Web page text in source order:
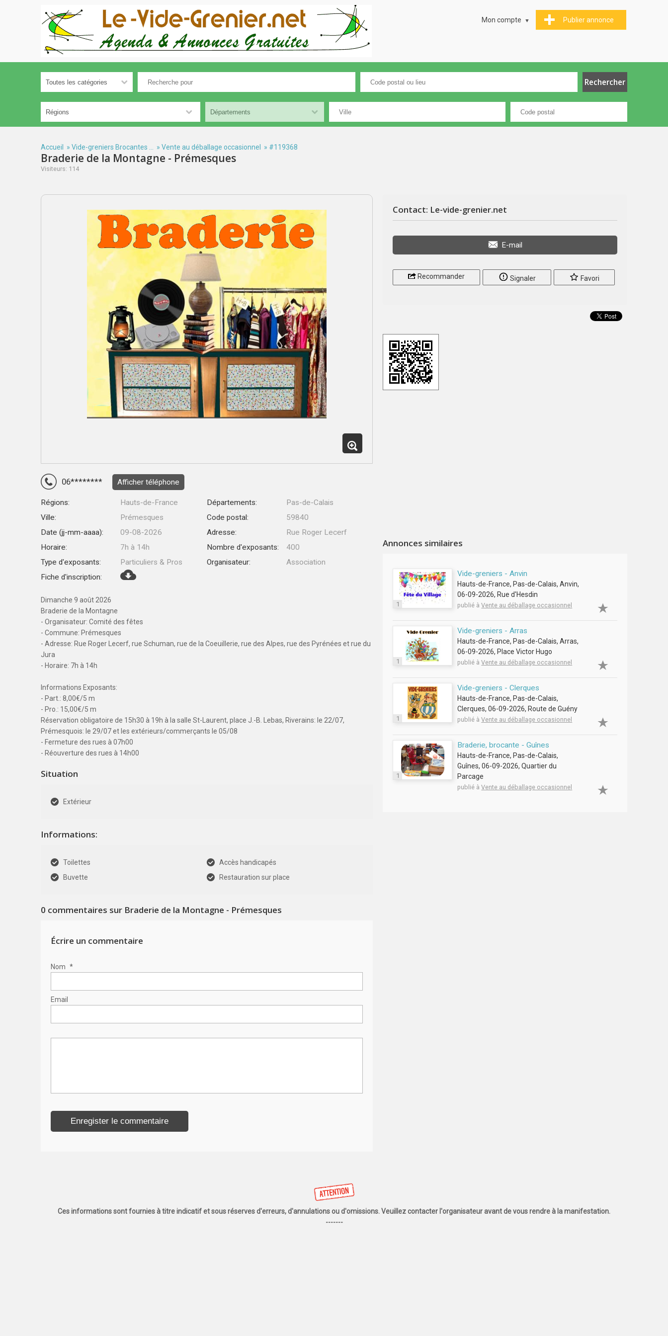
Publier annonce
Mon compte
Accueil » Vide-greniers Brocantes ... » Vente au déballage occasionnel » #119368
Braderie de la Montagne - Prémesques
Visiteurs: 114
06******** Afficher téléphone
Régions: Hauts-de-France Départements:
Pas-de-Calais
Ville:
Prémesques Code postal:
59840
Date (jj-mm-aaaa):
09-08-2026 Adresse:
Rue Roger Lecerf
Horaire:
7h à 14h Nombre d'exposants:
400
Type d'exposants:
Particuliers & Pros Organisateur:
Association
Fiche d'inscription:
Dimanche 9 août 2026
Braderie de la Montagne
- Organisateur: Comité des fêtes
- Commune: Prémesques
- Adresse: Rue Roger Lecerf, rue Schuman, rue de la Coeuillerie, rue des Alpes, rue des Pyrénées et rue du
Jura
- Horaire: 7h à 14h
Informations Exposants:
- Part.: 8,00€/5 m
- Pro.: 15,00€/5 m
Réservation obligatoire de 15h30 à 19h à la salle St-Laurent, place J.-B. Lebas, Riverains: le 22/07,
Prémesquois: le 29/07 et les extérieurs/commerçants le 05/08
- Fermeture des rues à 07h00
- Réouverture des rues à 14h00
Situation
Extérieur
Informations:
Toilettes
Accès handicapés
Buvette
Restauration sur place
0 commentaires sur Braderie de la Montagne - Prémesques
Écrire un commentaire
Nom *
Email
Contact: Le-vide-grenier.net
E-mail
Recommander Signaler Favori
Annonces similaires
1
Vide-greniers - Anvin
Hauts-de-France, Pas-de-Calais, Anvin,
06-09-2026, Rue d'Hesdin
publié àVente au déballage occasionnel
1
Vide-greniers - Arras
Hauts-de-France, Pas-de-Calais, Arras,
06-09-2026, Place Victor Hugo
publié àVente au déballage occasionnel
1
Vide-greniers - Clerques
Hauts-de-France, Pas-de-Calais,
Clerques, 06-09-2026, Route de Guény
publié àVente au déballage occasionnel
1
Braderie, brocante - Guînes
Hauts-de-France, Pas-de-Calais,
Guînes, 06-09-2026, Quartier du
Parcage
publié àVente au déballage occasionnel
Ces informations sont fournies à titre indicatif et sous réserves d'erreurs, d'annulations ou d'omissions. Veuillez contacter l'organisateur avant de vous rendre à la manifestation.
-------